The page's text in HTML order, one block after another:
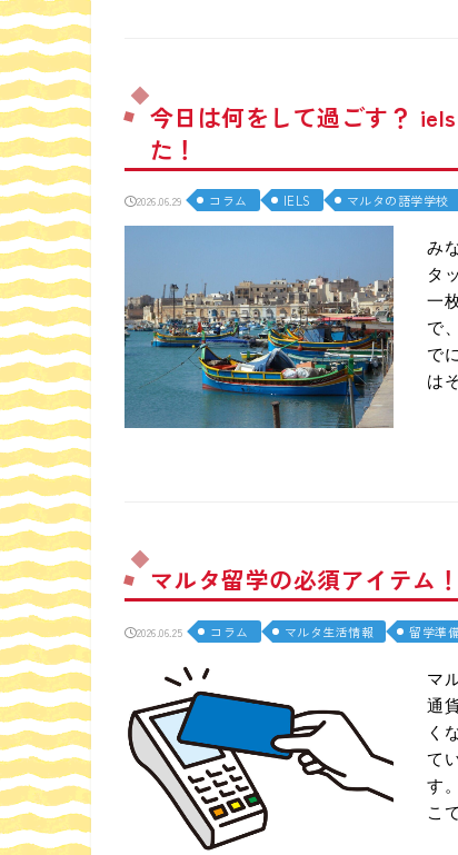
今日は何をして過ごす？
た！
2026.06.29 コラム IELS マルタの語学学校
み
タ
一
で
で
は
マルタ留学の必須アイテム
2026.06.25 コラム マルタ生活情報 留学準
マ
通
く
て
す
こ